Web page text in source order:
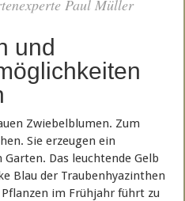
Paul Müller
und
Zwiebelblumen. Zum
Sie erzeugen ein
Das leuchtende Gelb
Blau der Traubenhyazinthen
im Frühjahr führt zu